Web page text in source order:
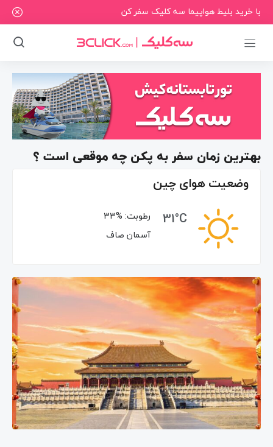
با خرید بلیط هواپیما سه کلیک سفر کن
بهترین زمان سفر به پکن چه موقعی است ؟
وضعیت هوای چین
31°C
رطوبت: 33%
آسمان صاف